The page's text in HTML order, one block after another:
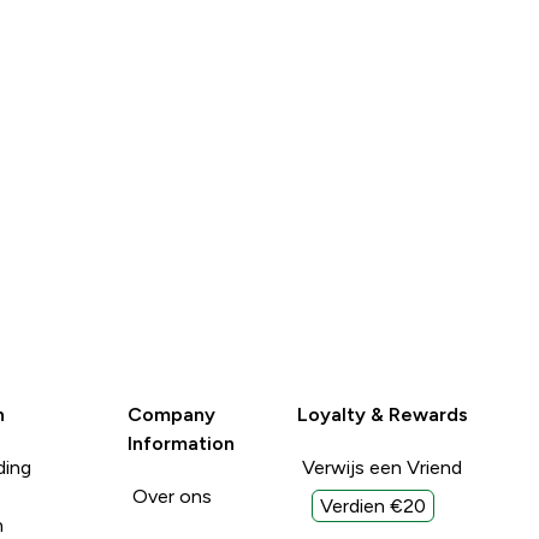
Company
Information
Over ons
Loyalty & Rewards
Verwijs een Vriend
Verdien €20